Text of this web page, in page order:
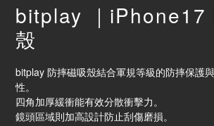
bitplay ｜iPhone17
殼
bitplay 防摔磁吸殼結合軍規等級的防摔保護
性。
四角加厚緩衝能有效分散衝擊力。
鏡頭區域則加高設計防止刮傷磨損。